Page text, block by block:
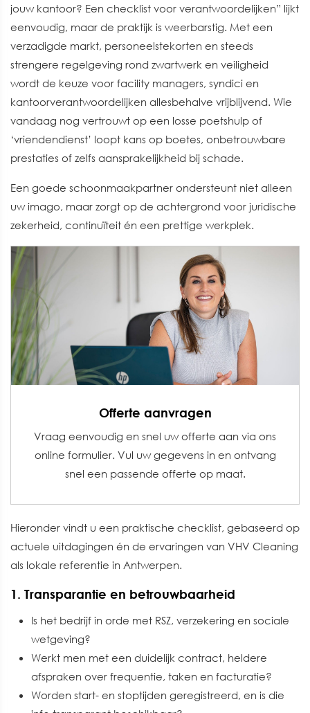
jouw kantoor? Een checklist voor verantwoordelijken” lijkt
eenvoudig, maar de praktijk is weerbarstig. Met een
verzadigde markt, personeelstekorten en steeds
strengere regelgeving rond zwartwerk en veiligheid
wordt de keuze voor facility managers, syndici en
kantoorverantwoordelijken allesbehalve vrijblijvend. Wie
vandaag nog vertrouwt op een losse poetshulp of
‘vriendendienst’ loopt kans op boetes, onbetrouwbare
prestaties of zelfs aansprakelijkheid bij schade.
Een goede schoonmaakpartner ondersteunt niet alleen
uw imago, maar zorgt op de achtergrond voor juridische
zekerheid, continuïteit én een prettige werkplek.
Offerte aanvragen
Vraag eenvoudig en snel uw offerte aan via ons
online formulier. Vul uw gegevens in en ontvang
snel een passende offerte op maat.
Hieronder vindt u een praktische checklist, gebaseerd op
actuele uitdagingen én de ervaringen van VHV Cleaning
als lokale referentie in Antwerpen.
1. Transparantie en betrouwbaarheid
Is het bedrijf in orde met RSZ, verzekering en sociale
wetgeving?
Werkt men met een duidelijk contract, heldere
afspraken over frequentie, taken en facturatie?
Worden start- en stoptijden geregistreerd, en is die